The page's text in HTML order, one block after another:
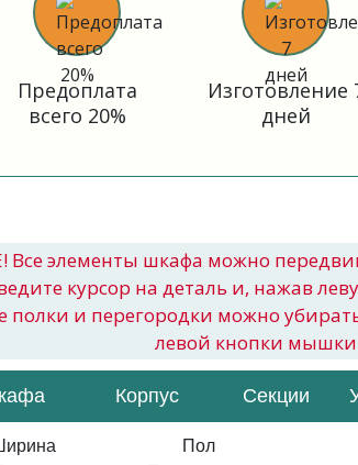
Предоплата
всего 20%
Изготовление
дней
элементы шкафа можно
курсор на деталь и, нажав
полки и перегородки можно
левой кнопки
Корпус Секции
Пол